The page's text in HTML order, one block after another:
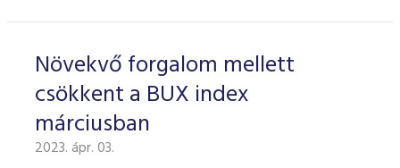
Növekvő forgalom mellett
csökkent a BUX index
márciusban
2023. ápr. 03.